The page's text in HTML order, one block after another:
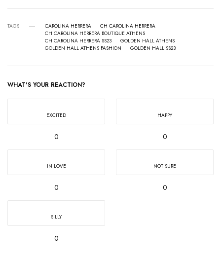
TAGS CAROLINA HERRERA
CH CAROLINA HERRERA
CH CAROLINA HERRERA BOUTIQUE ATHENS
CH CAROLINA HERRERA SS23
GOLDEN HALL ATHENS
GOLDEN HALL ATHENS FASHION
GOLDEN HALL SS23
WHAT'S YOUR REACTION?
EXCITED
0
HAPPY
0
IN LOVE
0
NOT SURE
0
SILLY
0